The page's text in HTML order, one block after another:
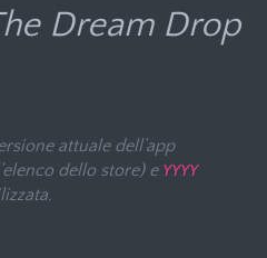
Dream Drop
attuale dell’app
dello store) e YYYY